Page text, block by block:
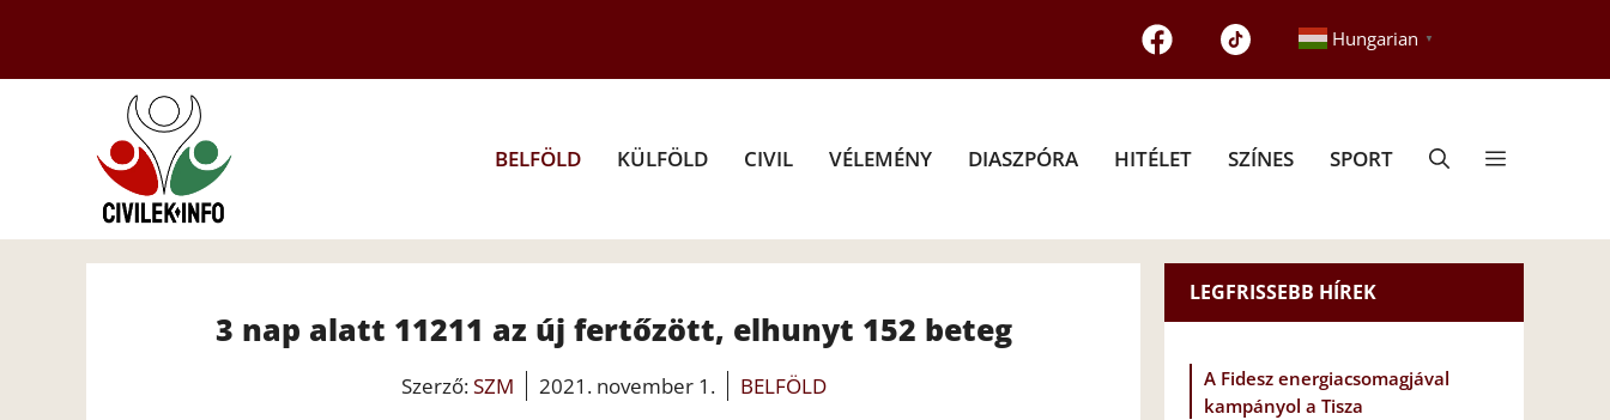
tartalomba
Hungarian ▼
BELFÖLD KÜLFÖLD CIVIL VÉLEMÉNY DIASZPÓRA HITÉLET SZÍNES SPORT
3 nap alatt 11211 az új fertőzött, elhunyt 152 beteg
Szerző:SZM 2021. november 1. BELFÖLD
LEGFRISSEBB HÍREK
A Fidesz energiacsomagjával
kampányol a Tisza